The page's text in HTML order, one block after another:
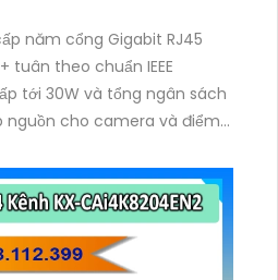
năm cổng Gigabit RJ45
tuân theo chuẩn IEEE
tới 30W và tổng ngân sách
nguồn cho camera và điểm
hình vỏ kim loại bền và hoạt